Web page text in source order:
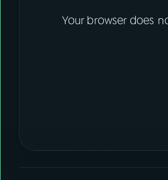
Your browser does